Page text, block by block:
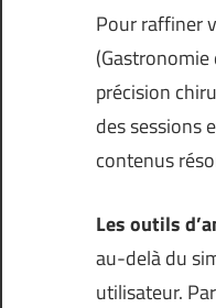
Pour raffiner
(Gastronomie
précision
des sessions
contenus
Les outils
au-delà du
utilisateur.